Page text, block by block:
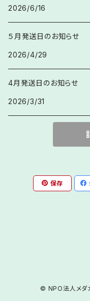
2026/6/16
５月発送日のお知らせ
2026/4/29
4月発送日のお知らせ
2026/3/31
保存
© NPO法人メダ